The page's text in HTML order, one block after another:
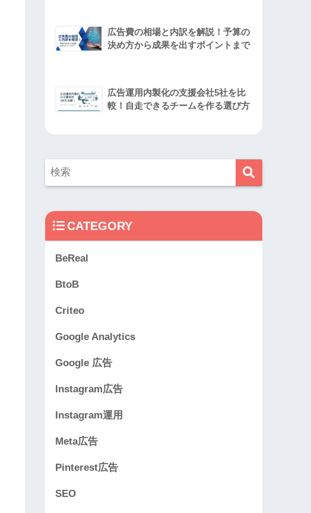
広告費の相場と内訳を解説！予算の
決め方から成果を出すポイントまで
広告運用内製化の支援会社5社を比
較！自走できるチームを作る選び方
CATEGORY
BeReal
BtoB
Criteo
Google Analytics
Google 広告
Instagram広告
Instagram運用
Meta広告
Pinterest広告
SEO